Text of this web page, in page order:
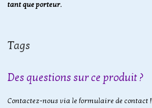
tant que porteur.
Tags
Des questions sur ce produit ?
Contactez-nous via le formulaire de contact !